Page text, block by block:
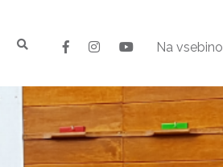
Na vsebino